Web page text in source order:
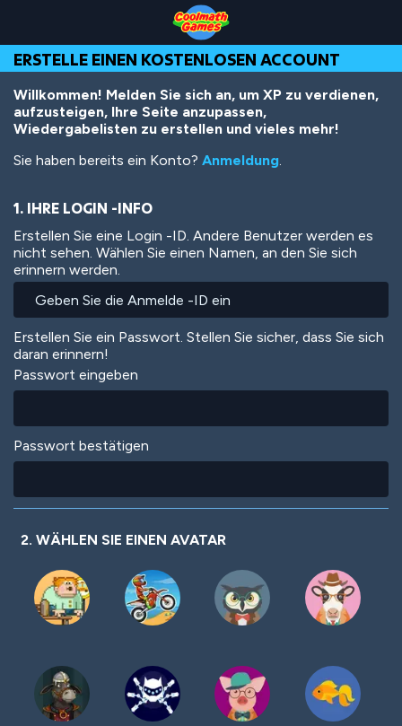
Top
of
Page
Navigation
Main
Content
Footer
Inhalt
ERSTELLE EINEN KOSTENLOSEN ACCOUNT
Willkommen! Melden Sie sich an, um XP zu verdienen,
aufzusteigen, Ihre Seite anzupassen,
Wiedergabelisten zu erstellen und vieles mehr!
Sie haben bereits ein Konto? Anmeldung.
1. IHRE LOGIN -INFO
Erstellen Sie eine Login -ID. Andere Benutzer werden es
nicht sehen. Wählen Sie einen Namen, an den Sie sich
erinnern werden.
Erstellen Sie ein Passwort. Stellen Sie sicher, dass Sie sich
daran erinnern!
Passwort eingeben
Passwort bestätigen
2. WÄHLEN SIE EINEN AVATAR